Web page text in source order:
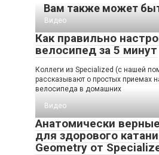
Вам также может
Видео
Как правильно
велосипед за 5 минут
Коллеги из Specialized (с нашей
рассказывают о простых приемах
велосипеда в домашних
Видео
Анатомически
для здорового
Geometry от